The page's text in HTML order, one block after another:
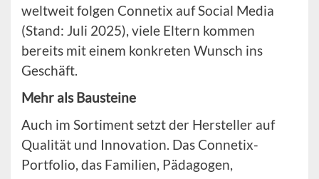
weltweit folgen Connetix auf Social Media
(Stand: Juli 2025), viele Eltern kommen
bereits mit einem konkreten Wunsch ins
Geschäft.
Mehr als Bausteine
Auch im Sortiment setzt der Hersteller auf
Qualität und Innovation. Das Connetix-
Portfolio, das Familien, Pädagogen,